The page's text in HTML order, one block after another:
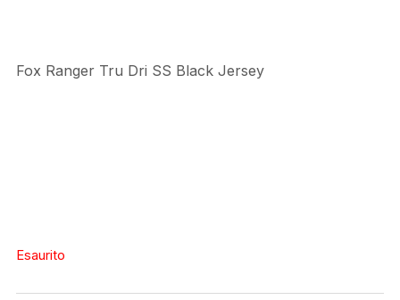
Fox Ranger Tru Dri SS Black Jersey
Esaurito